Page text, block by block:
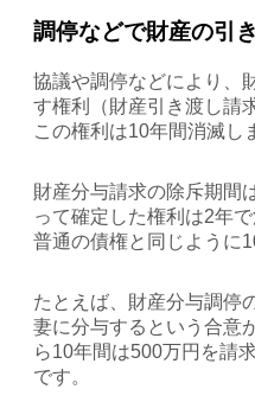
調停などで財産の引
協議や調停などにより、
す権利（財産引き渡し請
この権利は10年間消滅し
財産分与請求の除斥期間
って確定した権利は2年
普通の債権と同じように
たとえば、財産分与調停
妻に分与するという合意
ら10年間は500万円を請
です。